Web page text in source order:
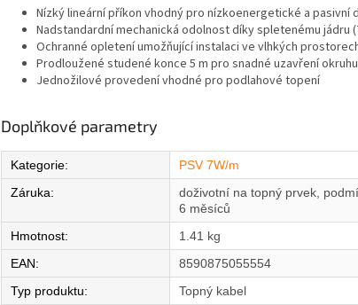
Nízký lineární příkon vhodný pro nízkoenergetické a pasivní
Nadstandardní mechanická odolnost díky spletenému jádru
Ochranné opletení umožňující instalaci ve vlhkých
Prodloužené studené konce 5 m pro snadné uzavření okruhu
Jednožilové provedení vhodné pro podlahové topení
Doplňkové parametry
Kategorie:
PSV 7W/m
Záruka:
doživotní na topný prvek,
6 měsíců
Hmotnost:
1.41 kg
EAN:
8590875055554
Typ produktu:
Topný kabel